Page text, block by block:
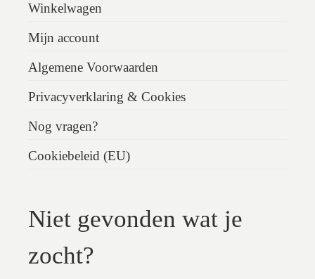
Winkelwagen
Mijn account
Algemene Voorwaarden
Privacyverklaring & Cookies
Nog vragen?
Cookiebeleid (EU)
Niet gevonden wat je
zocht?